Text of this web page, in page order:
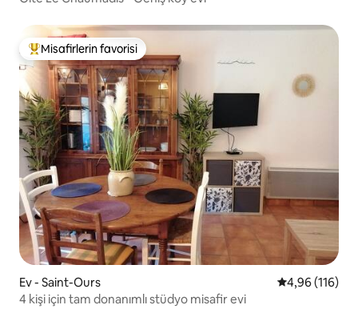
Misafirlerin favorilerinden en beğenilenler arasında
Misafirlerin favorisi
Ev - Saint-Ours 5 üzerinden
4,96 (116)
4 kişi için tam donanımlı stüdyo misafir evi